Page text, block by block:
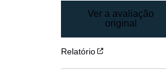
Ver a avaliação
original
Relatório